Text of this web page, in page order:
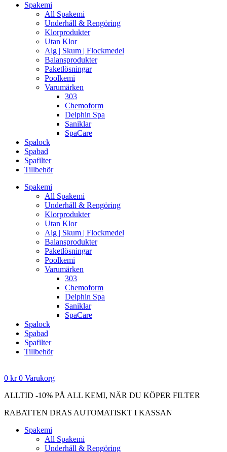
Spakemi
All Spakemi
Underhåll & Rengöring
Klorprodukter
Utan Klor
Alg | Skum | Flockmedel
Balansprodukter
Paketlösningar
Poolkemi
Varumärken
303
Chemoform
Delphin Spa
Saniklar
SpaCare
Spalock
Spabad
Spafilter
Tillbehör
Spakemi
All Spakemi
Underhåll & Rengöring
Klorprodukter
Utan Klor
Alg | Skum | Flockmedel
Balansprodukter
Paketlösningar
Poolkemi
Varumärken
303
Chemoform
Delphin Spa
Saniklar
SpaCare
Spalock
Spabad
Spafilter
Tillbehör
0 kr 0 Varukorg
ALLTID -10% PÅ ALL KEMI, NÄR DU KÖPER FILTER
RABATTEN DRAS AUTOMATISKT I KASSAN
Spakemi
All Spakemi
Underhåll & Rengöring